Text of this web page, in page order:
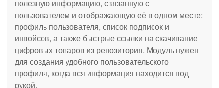
полезную информацию, связанную с
пользователем и отображающую её в одном месте:
профиль пользователя, список подписок и
инвойсов, а также быстрые ссылки на скачивание
цифровых товаров из репозитория. Модуль нужен
для создания удобного пользовательского
профиля, когда вся информация находится под
рукой.